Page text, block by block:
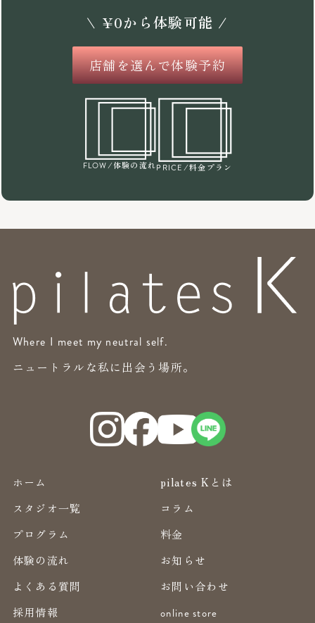
\ ¥0から体験可能 /
店舗を選んで体験予約
FLOW /体験の流れPRICE /料金プラン
Where I meet my neutral self.
ニュートラルな私に出会う場所。
ホーム
pilates Kとは
スタジオ一覧
コラム
プログラム
料金
体験の流れ
お知らせ
よくある質問
お問い合わせ
採用情報
online store